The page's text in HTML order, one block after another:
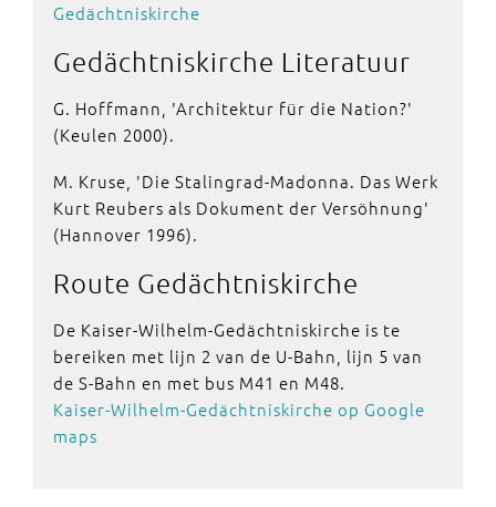
Gedächtniskirche
Gedächtniskirche Literatuur
G. Hoffmann, 'Architektur für die Nation?'
(Keulen 2000).
M. Kruse, 'Die Stalingrad-Madonna. Das Werk
Kurt Reubers als Dokument der Versöhnung'
(Hannover 1996).
Route Gedächtniskirche
De Kaiser-Wilhelm-Gedächtniskirche is te
bereiken met lijn 2 van de U-Bahn, lijn 5 van
de S-Bahn en met bus M41 en M48.
Kaiser-Wilhelm-Gedächtniskirche op Google
maps